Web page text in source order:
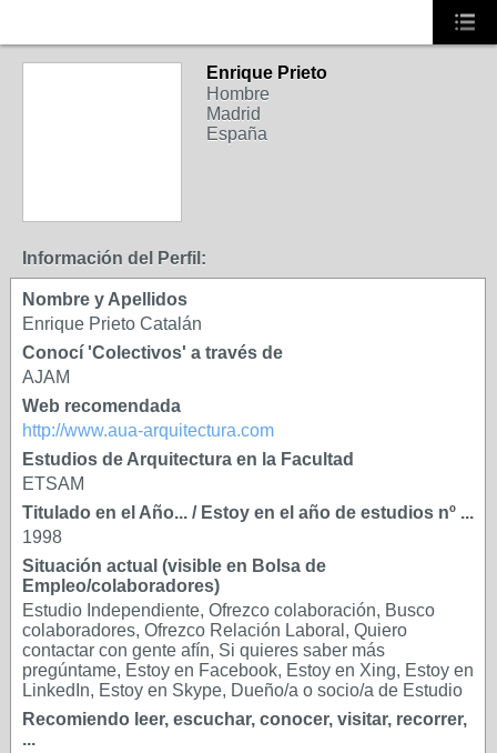
Enrique Prieto
Hombre
Madrid
España
Información del Perfil:
Nombre y Apellidos
Enrique Prieto Catalán
Conocí 'Colectivos' a través de
AJAM
Web recomendada
http://www.aua-arquitectura.com
Estudios de Arquitectura en la Facultad
ETSAM
Titulado en el Año... / Estoy en el año de estudios nº ...
1998
Situación actual (visible en Bolsa de
Empleo/colaboradores)
Estudio Independiente, Ofrezco colaboración, Busco
colaboradores, Ofrezco Relación Laboral, Quiero
contactar con gente afín, Si quieres saber más
pregúntame, Estoy en Facebook, Estoy en Xing, Estoy en
LinkedIn, Estoy en Skype, Dueño/a o socio/a de Estudio
Recomiendo leer, escuchar, conocer, visitar, recorrer,
...